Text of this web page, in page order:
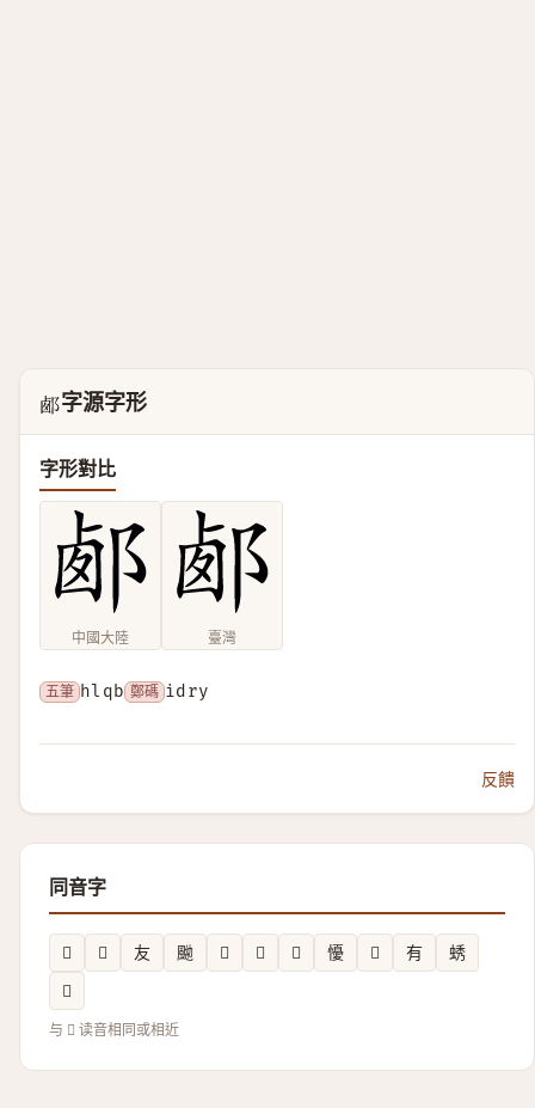
𨛹 字源字形
字形對比
中國大陸 臺灣
五筆 hlqb 鄭碼 idry
反饋
同音字
𥜚 𦙓 友 䬀 𠢢 𦩲 𧙏 懮 𣄉 有
蜏
𣤎
与 𨛹 读音相同或相近